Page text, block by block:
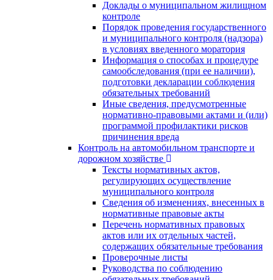
Доклады о муниципальном жилищном
контроле
Порядок проведения государственного
и муниципального контроля (надзора)
в условиях введенного моратория
Информация о способах и процедуре
самообследования (при ее наличии),
подготовки декларации соблюдения
обязательных требований
Иные сведения, предусмотренные
нормативно-правовыми актами и (или)
программой профилактики рисков
причинения вреда
Контроль на автомобильном транспорте и
дорожном хозяйстве
Тексты нормативных актов,
регулирующих осуществление
муниципального контроля
Сведения об изменениях, внесенных в
нормативные правовые акты
Перечень нормативных правовых
актов или их отдельных частей,
содержащих обязательные требования
Проверочные листы
Руководства по соблюдению